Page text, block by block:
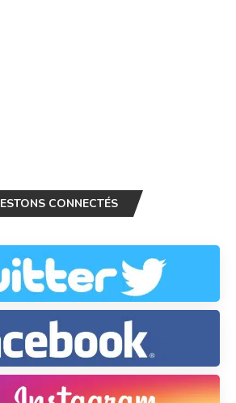
CONNECTÉS